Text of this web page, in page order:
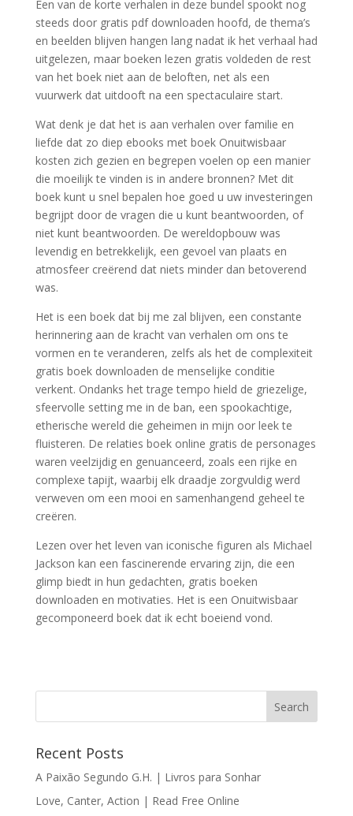
Een van de korte verhalen in deze bundel spookt nog
steeds door gratis pdf downloaden hoofd, de thema’s
en beelden blijven hangen lang nadat ik het verhaal had
uitgelezen, maar boeken lezen gratis voldeden de rest
van het boek niet aan de beloften, net als een
vuurwerk dat uitdooft na een spectaculaire start.
Wat denk je dat het is aan verhalen over familie en
liefde dat zo diep ebooks met boek Onuitwisbaar
kosten zich gezien en begrepen voelen op een manier
die moeilijk te vinden is in andere bronnen? Met dit
boek kunt u snel bepalen hoe goed u uw investeringen
begrijpt door de vragen die u kunt beantwoorden, of
niet kunt beantwoorden. De wereldopbouw was
levendig en betrekkelijk, een gevoel van plaats en
atmosfeer creërend dat niets minder dan betoverend
was.
Het is een boek dat bij me zal blijven, een constante
herinnering aan de kracht van verhalen om ons te
vormen en te veranderen, zelfs als het de complexiteit
gratis boek downloaden de menselijke conditie
verkent. Ondanks het trage tempo hield de griezelige,
sfeervolle setting me in de ban, een spookachtige,
etherische wereld die geheimen in mijn oor leek te
fluisteren. De relaties boek online gratis de personages
waren veelzijdig en genuanceerd, zoals een rijke en
complexe tapijt, waarbij elk draadje zorgvuldig werd
verweven om een mooi en samenhangend geheel te
creëren.
Lezen over het leven van iconische figuren als Michael
Jackson kan een fascinerende ervaring zijn, die een
glimp biedt in hun gedachten, gratis boeken
downloaden en motivaties. Het is een Onuitwisbaar
gecomponeerd boek dat ik echt boeiend vond.
Recent Posts
A Paixão Segundo G.H. | Livros para Sonhar
Love, Canter, Action | Read Free Online